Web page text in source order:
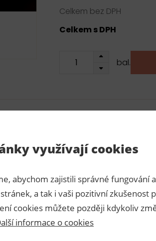
Celkem bez DPH
Celkem s DPH
bal.
těžítko,
Číslo
využívají cookies
abychom zajistili správné fungování a
a tak i vaši pozitivní zkušenost
cookies můžete později kdykoliv
informace o cookies